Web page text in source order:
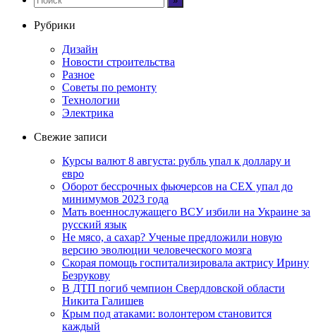
Рубрики
Дизайн
Новости строительства
Разное
Советы по ремонту
Технологии
Электрика
Свежие записи
Курсы валют 8 августа: рубль упал к доллару и
евро
Оборот бессрочных фьючерсов на CEX упал до
минимумов 2023 года
Мать военнослужащего ВСУ избили на Украине за
русский язык
Не мясо, а сахар? Ученые предложили новую
версию эволюции человеческого мозга
Скорая помощь госпитализировала актрису Ирину
Безрукову
В ДТП погиб чемпион Свердловской области
Никита Галишев
Крым под атаками: волонтером становится
каждый